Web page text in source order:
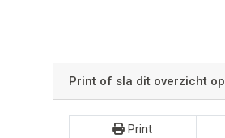
Print of sla dit overzicht op
Print